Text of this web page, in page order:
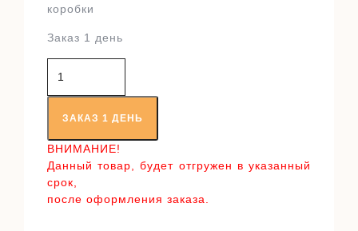
коробки
Заказ 1 день
товара
Приводной
валЗАКАЗ 1 ДЕНЬ
ВНИМАНИЕ!
Данный товар, будет отгружен в указанный
срок,
после оформления заказа.